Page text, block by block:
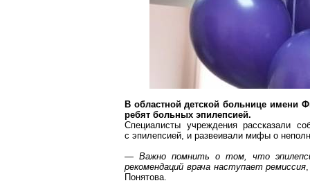
В областной детской больнице имени
ребят больных эпилепсией.
Специалисты учреждения рассказали
с эпилепсией, и развеивали мифы о
— Важно помнить о том, что
рекомендаций врача наступает ремиссия
Понятова.